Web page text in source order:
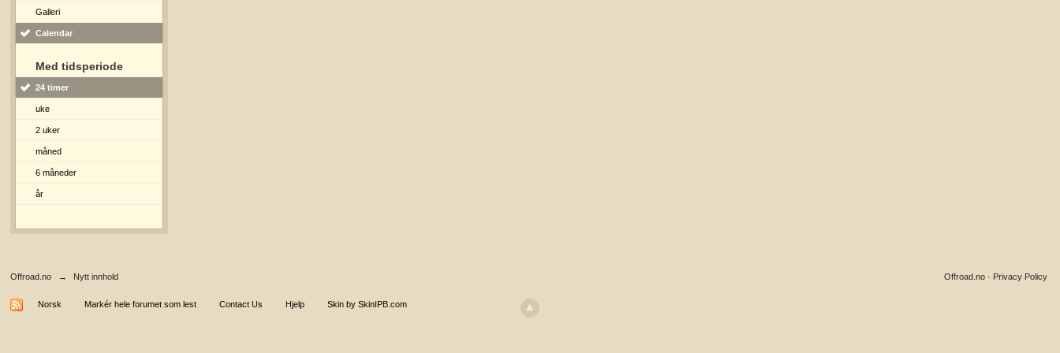
Galleri
Calendar
Med tidsperiode
24 timer
uke
2 uker
måned
6 måneder
år
Offroad.no → Nytt innhold Privacy Policy
Offroad.no ·
Norsk Markér hele forumet som lest Contact Us Hjelp Skin by SkinIPB.com